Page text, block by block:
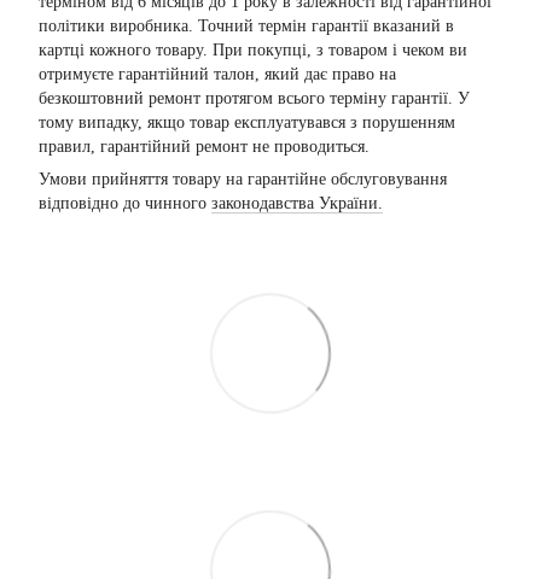
політики виробника. Точний термін гарантії вказаний в
картці кожного товару. При покупці, з товаром і чеком ви
отримуєте гарантійний талон, який дає право на
безкоштовний ремонт протягом всього терміну гарантії. У
тому випадку, якщо товар експлуатувався з порушенням
правил, гарантійний ремонт не проводиться.
Умови прийняття товару на гарантійне обслуговування
відповідно до чинного законодавства України.